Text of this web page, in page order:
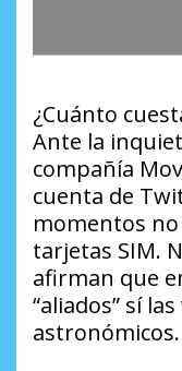
¿Cuánto
Ante la
compañía
cuenta de
momentos
tarjetas SIM.
afirman que
“aliados” sí
astronómicos.